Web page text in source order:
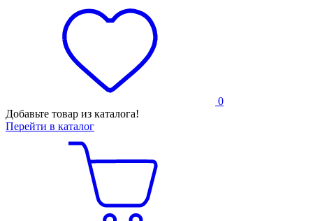
0
Добавьте товар из каталога!
Перейти в каталог